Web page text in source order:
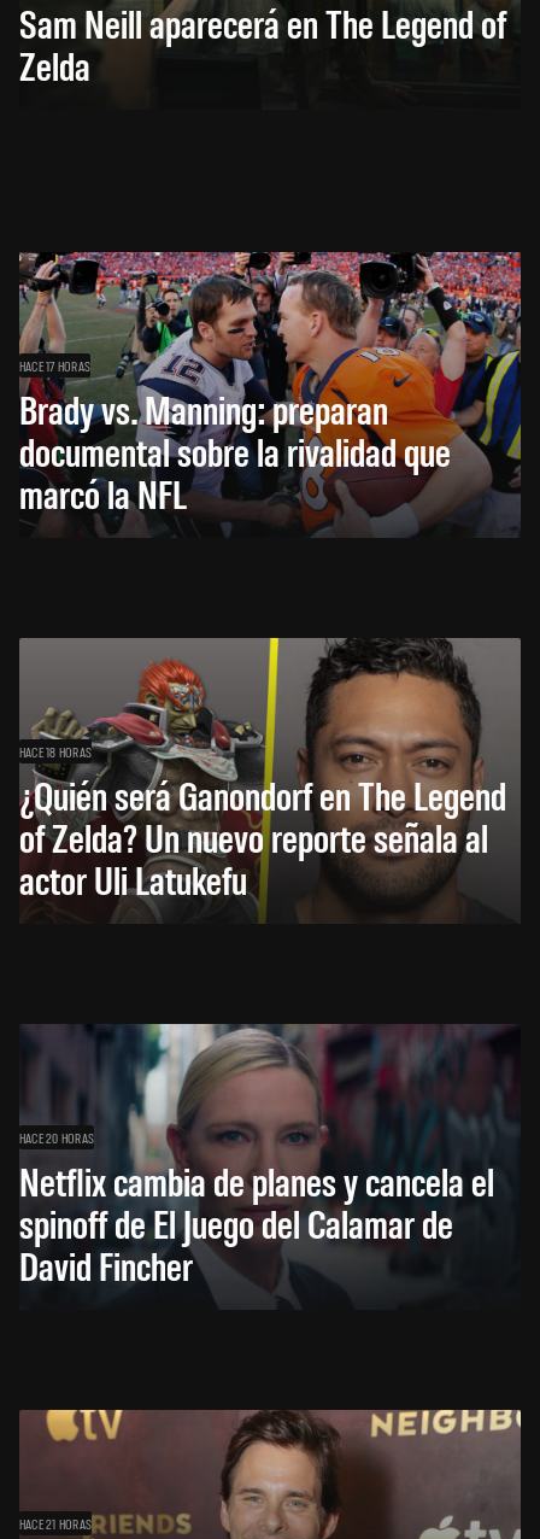
Sam Neill aparecerá en The Legend of
Zelda
HACE 17 HORAS
Brady vs. Manning: preparan
documental sobre la rivalidad que
marcó la NFL
HACE 18 HORAS
¿Quién será Ganondorf en The Legend
of Zelda? Un nuevo reporte señala al
actor Uli Latukefu
HACE 20 HORAS
Netflix cambia de planes y cancela el
spinoff de El Juego del Calamar de
David Fincher
HACE 21 HORAS